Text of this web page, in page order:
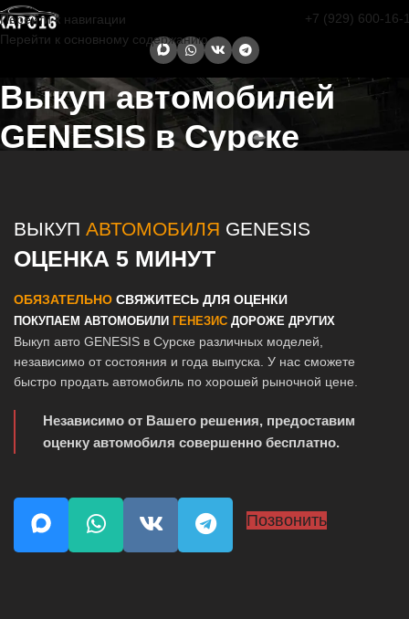
Перейти к навигации
Перейти к основному содержанию
+7 (929) 600-16-
Выкуп автомобилей
GENESIS в Сурске
ВЫКУП АВТОМОБИЛЯ GENESIS
ОЦЕНКА 5 МИНУТ
ОБЯЗАТЕЛЬНО СВЯЖИТЕСЬ ДЛЯ ОЦЕНКИ
ПОКУПАЕМ АВТОМОБИЛИ ГЕНЕЗИС ДОРОЖЕ ДРУГИХ
Выкуп авто GENESIS в Сурске различных моделей,
независимо от состояния и года выпуска. У нас сможете
быстро продать автомобиль по хорошей рыночной цене.
Независимо от Вашего решения, предоставим
оценку автомобиля совершенно бесплатно.
Позвонить